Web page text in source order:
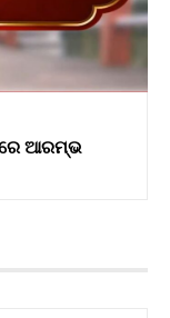
ଆରମ୍ଭ